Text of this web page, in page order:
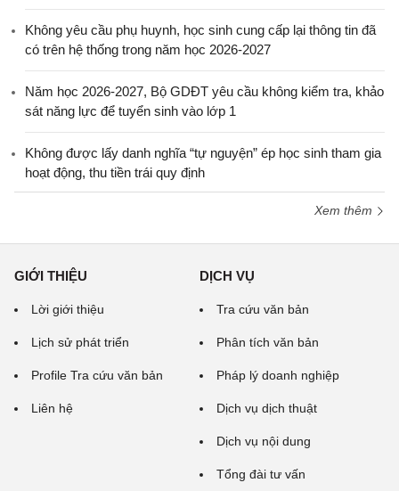
Không yêu cầu phụ huynh, học sinh cung cấp lại thông tin đã
có trên hệ thống trong năm học 2026-2027
Năm học 2026-2027, Bộ GDĐT yêu cầu không kiểm tra, khảo
sát năng lực để tuyển sinh vào lớp 1
Không được lấy danh nghĩa “tự nguyện” ép học sinh tham gia
hoạt động, thu tiền trái quy định
Xem thêm
GIỚI THIỆU
Lời giới thiệu
Lịch sử phát triển
Profile Tra cứu văn bản
Liên hệ
DỊCH VỤ
Tra cứu văn bản
Phân tích văn bản
Pháp lý doanh nghiệp
Dịch vụ dịch thuật
Dịch vụ nội dung
Tổng đài tư vấn